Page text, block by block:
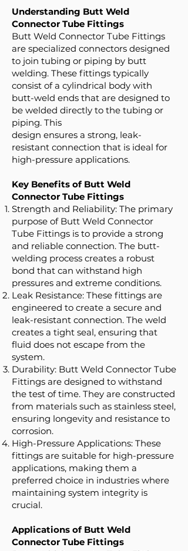
Understanding Butt Weld
Connector Tube Fittings
Butt Weld Connector Tube Fittings
are specialized connectors designed
to join tubing or piping by butt
welding. These fittings typically
consist of a cylindrical body with
butt-weld ends that are designed to
be welded directly to the tubing or
piping. This
design ensures a strong, leak-
resistant connection that is ideal for
high-pressure applications.
Key Benefits of Butt Weld
Connector Tube Fittings
Strength and Reliability: The primary
purpose of Butt Weld Connector
Tube Fittings is to provide a strong
and reliable connection. The butt-
welding process creates a robust
bond that can withstand high
pressures and extreme conditions.
Leak Resistance: These fittings are
engineered to create a secure and
leak-resistant connection. The weld
creates a tight seal, ensuring that
fluid does not escape from the
system.
Durability: Butt Weld Connector Tube
Fittings are designed to withstand
the test of time. They are constructed
from materials such as stainless steel,
ensuring longevity and resistance to
corrosion.
High-Pressure Applications: These
fittings are suitable for high-pressure
applications, making them a
preferred choice in industries where
maintaining system integrity is
crucial.
Applications of Butt Weld
Connector Tube Fittings